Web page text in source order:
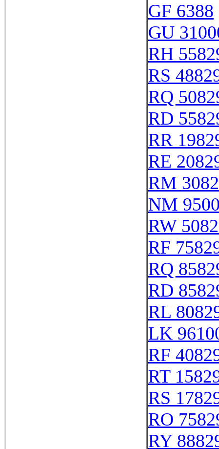
GF 6388
GU
RH
RS
RQ
RD
RR
RE
RM
NM
RW
RF
RQ
RD
RL
LK
RF
RT
RS
RO
RY